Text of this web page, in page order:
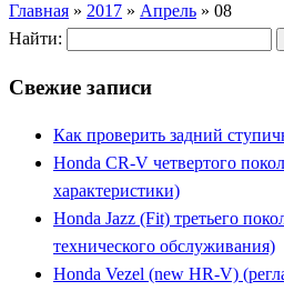
Главная » 2017 » Апрель » 08
Найти:
Свежие записи
Как проверить задний
Honda CR-V четвертого
характеристики)
Honda Jazz (Fit) третьего
технического обслуживания)
Honda Vezel (new HR-V)